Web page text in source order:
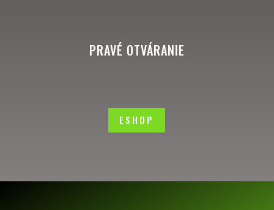
PRAVÉ OTVÁRANIE
ESHOP